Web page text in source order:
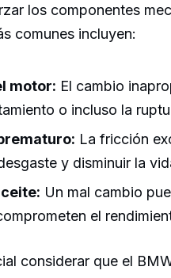
los componentes
comunes incluyen:
motor: El cambio
o incluso la
La fricción
y disminuir la
Un mal cambio
el
considerar que el